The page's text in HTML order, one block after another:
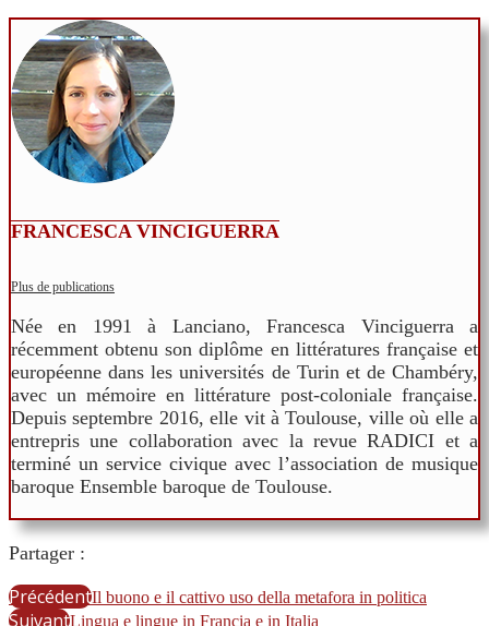
FRANCESCA VINCIGUERRA
Plus de publications
Née en 1991 à Lanciano, Francesca Vinciguerra a
récemment obtenu son diplôme en littératures française et
européenne dans les universités de Turin et de Chambéry,
avec un mémoire en littérature post-coloniale française.
Depuis septembre 2016, elle vit à Toulouse, ville où elle a
entrepris une collaboration avec la revue RADICI et a
terminé un service civique avec l’association de musique
baroque Ensemble baroque de Toulouse.
Partager :
PrécédentIl buono e il cattivo uso della metafora in politica
SuivantLingua e lingue in Francia e in Italia